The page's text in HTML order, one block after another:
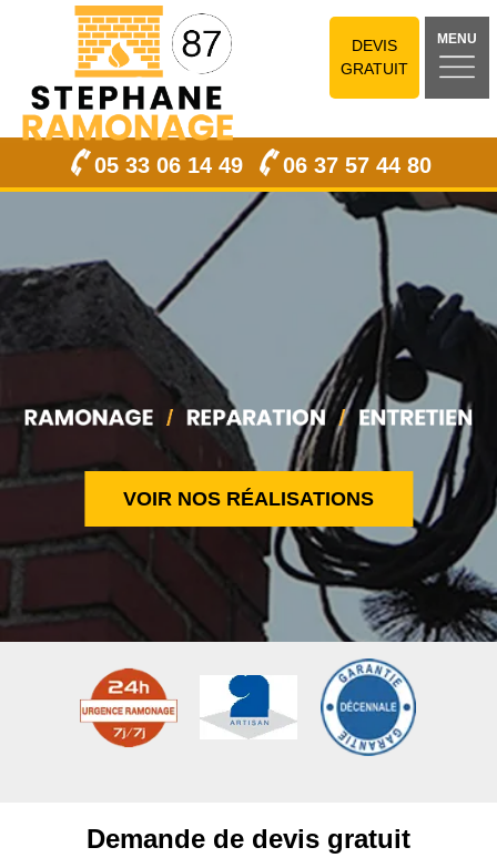
DEVIS
GRATUIT
MENU
05 33 06 14 49 06 37 57 44 80
VOIR NOS RÉALISATIONS
Demande de devis gratuit